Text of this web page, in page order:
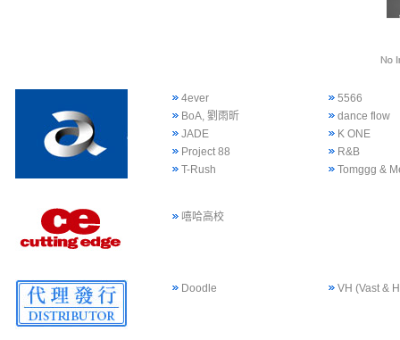
4ever
5566
BoA, 劉雨昕
dance flow
JADE
K ONE
Project 88
R&B
T-Rush
Tomggg &
嘻哈高校
Doodle VH (Vast &